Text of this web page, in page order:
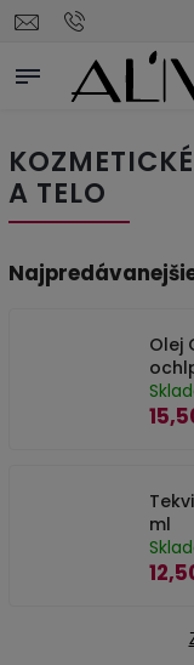
A TELO
Olej
ml